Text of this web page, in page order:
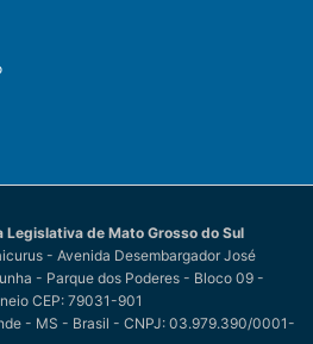
Legislativa de Mato Grosso do Sul
- Avenida Desembargador José
- Parque dos Poderes - Bloco 09 -
CEP: 79031-901
- MS - Brasil - CNPJ: 03.979.390/0001-